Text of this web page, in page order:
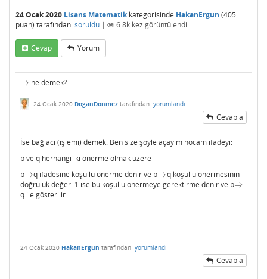
24 Ocak 2020 Lisans Matematikkategorisinde HakanErgun (405
puan) tarafından soruldu | 6.8k kez görüntülendi
Cevap Yorum
→
→ ne demek?
24 Ocak 2020 DoganDonmez tarafından yorumlandı
Cevapla
İse bağlacı (işlemi) demek. Ben size şöyle açayım hocam ifadeyi:
p ve q herhangi iki önerme olmak üzere
p→
→q ifadesine koşullu önerme denir ve p→
→ q koşullu önermesinin
doğruluk değeri 1 ise bu koşullu önermeye gerektirme denir ve p⇒
⇒
q ile gösterilir.
24 Ocak 2020 HakanErgun tarafından yorumlandı
Cevapla